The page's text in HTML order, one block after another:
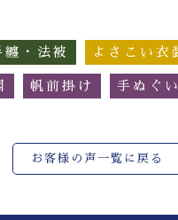
纏・法被 よさこい衣
帆前掛け 手ぬぐい
お客様の声一覧に戻る